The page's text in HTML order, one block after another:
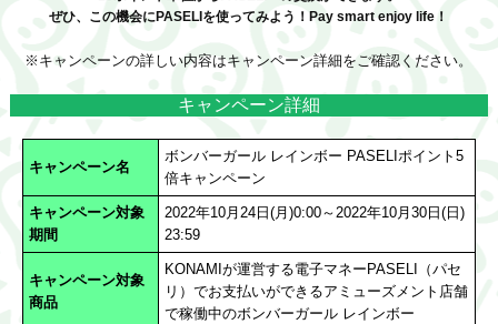
ぜひ、この機会にPASELIを使ってみよう！Pay smart enjoy life！
※キャンペーンの詳しい内容はキャンペーン詳細をご確認ください。
キャンペーン詳細
キャンペーン名
ボンバーガール レインボー PASELIポイント5
倍キャンペーン
キャンペーン対象
期間
2022年10月24日(月)0:00～2022年10月30日(日)
23:59
キャンペーン対象
商品
KONAMIが運営する電子マネーPASELI（パセ
リ）でお支払いができるアミューズメント店舗
で稼働中のボンバーガール レインボー